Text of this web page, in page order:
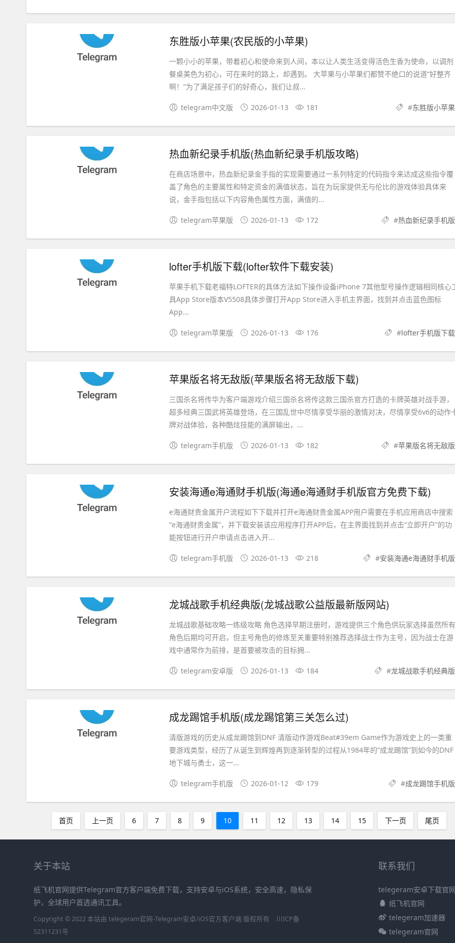
东胜版小苹果(农民版的小苹果)
一颗小小的苹果，带着初心和使命来到人间，本以让人类生活变得活色生香为使命，以调剂
餐桌美色为初心，可在来时的路上，却遇到。 大苹果与小苹果们都赞不绝口的说道“好整齐
啊！”为了满足孩子们的好奇心，我们让叔...
telegram中文版 2026-01-13 181 #东胜版小苹果
热血新纪录手机版(热血新纪录手机版攻略)
在商店场景中，热血新纪录金手指的实现需要通过一系列特定的代码指令来达成这些指令覆
盖了角色的主要属性和特定资金的满值状态，旨在为玩家提供无与伦比的游戏体验具体来
说，金手指包括以下内容角色属性方面，满值的...
telegram苹果版 2026-01-13 172 #热血新纪录手机版
lofter手机版下载(lofter软件下载安装)
苹果手机下载老福特LOFTER的具体方法如下操作设备iPhone 7其他型号操作逻辑相同核心
具App Store版本V5508具体步骤打开App Store进入手机主界面，找到并点击蓝色图标
App...
telegram苹果版 2026-01-13 176 #lofter手机版下载
苹果版名将无敌版(苹果版名将无敌版下载)
三国杀名将传华为客户端游戏介绍三国杀名将传这款三国杀官方打造的卡牌英雄对战手游，
超多经典三国武将英雄登场，在三国乱世中尽情享受华丽的激情对决，尽情享受6v6的动作
牌对战体验，各种酷炫技能的满屏输出，...
telegram手机版 2026-01-13 182 #苹果版名将无敌版
安装海通e海通财手机版(海通e海通财手机版官方免费下载)
e海通财贵金属开户流程如下下载并打开e海通财贵金属APP用户需要在手机应用商店中搜索
“e海通财贵金属”，并下载安装该应用程序打开APP后，在主界面找到并点击“立即开户”的功
能按钮进行开户申请点击进入开...
telegram手机版 2026-01-13 218 #安装海通e海通财手机版
龙城战歌手机经典版(龙城战歌公益版最新版网站)
龙城战歌基础攻略一练级攻略 角色选择早期注册时，游戏提供三个角色供玩家选择虽然所有
角色后期均可开启，但主号角色的修炼至关重要特别推荐选择战士作为主号，因为战士在游
戏中通常作为前排，是首要被攻击的目标拥...
telegram安卓版 2026-01-13 184 #龙城战歌手机经典版
成龙踢馆手机版(成龙踢馆第三关怎么过)
清版游戏的历史从成龙踢馆到DNF 清版动作游戏Beat#39em Game作为游戏史上的一类重
要游戏类型，经历了从诞生到辉煌再到逐渐转型的过程从1984年的“成龙踢馆”到如今的DNF
地下城与勇士，这一...
telegram手机版 2026-01-12 179 #成龙踢馆手机版
首页 上一页 6 7 8 9 10 11 12 13 14 15 下一页 尾页
关于本站
纸飞机官网提供Telegram官方客户端免费下载，支持安卓与iOS系统，安全高速，隐私保
护，全球用户首选通讯工具。
Copyright © 2022 本站由 telegeram官网-Telegram安卓/iOS官方客户端 版权所有
川ICP备
52311231号
联系我们
telegeram安卓下载官
纸飞机官网
telegeram加速器
telegeram官网